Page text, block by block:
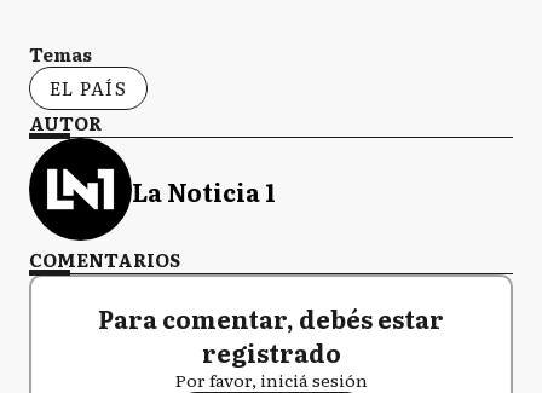
Temas
EL PAÍS
AUTOR
La Noticia 1
COMENTARIOS
Para comentar, debés estar
registrado
Por favor, iniciá sesión